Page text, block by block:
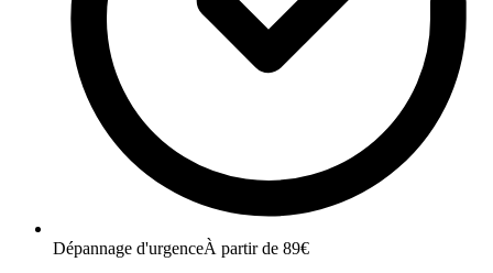
Dépannage d'urgenceÀ partir de 89€